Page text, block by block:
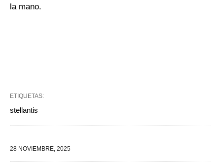
la mano.
ETIQUETAS:
stellantis
28 NOVIEMBRE, 2025